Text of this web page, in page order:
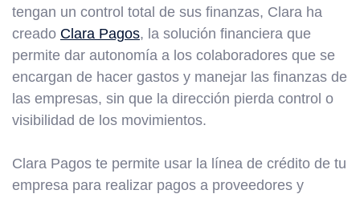
tengan un control total de sus finanzas, Clara ha
creado Clara Pagos, la solución financiera que
permite dar autonomía a los colaboradores que se
encargan de hacer gastos y manejar las finanzas de
las empresas, sin que la dirección pierda control o
visibilidad de los movimientos.
Clara Pagos te permite usar la línea de crédito de tu
empresa para realizar pagos a proveedores y